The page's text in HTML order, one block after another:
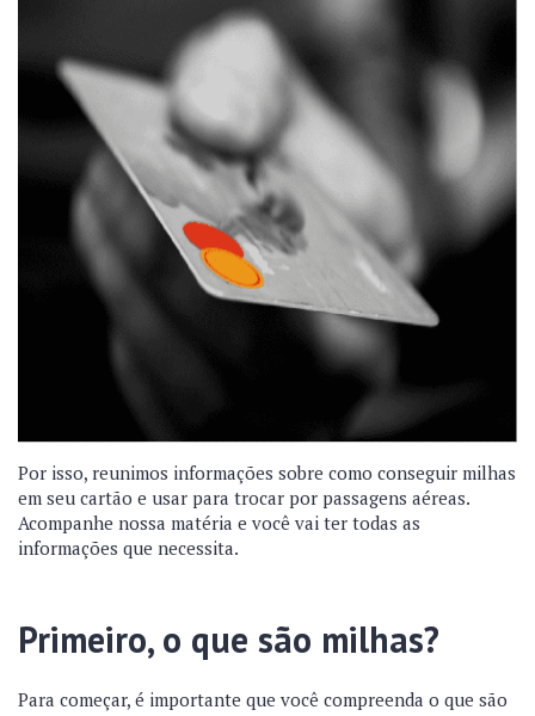
Por isso, reunimos informações sobre como conseguir milhas
em seu cartão e usar para trocar por passagens aéreas.
Acompanhe nossa matéria e você vai ter todas as
informações que necessita.
Primeiro, o que são milhas?
Para começar, é importante que você compreenda o que são